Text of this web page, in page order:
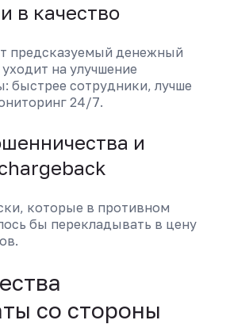
в качество
предсказуемый денежный
на улучшение
быстрее сотрудники, лучше
24/7.
и
которые в противном
бы перекладывать в цену
со стороны